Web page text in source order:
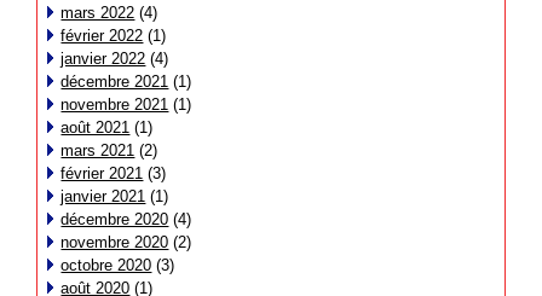
mars 2022 (4)
février 2022 (1)
janvier 2022 (4)
décembre 2021 (1)
novembre 2021 (1)
août 2021 (1)
mars 2021 (2)
février 2021 (3)
janvier 2021 (1)
décembre 2020 (4)
novembre 2020 (2)
octobre 2020 (3)
août 2020 (1)